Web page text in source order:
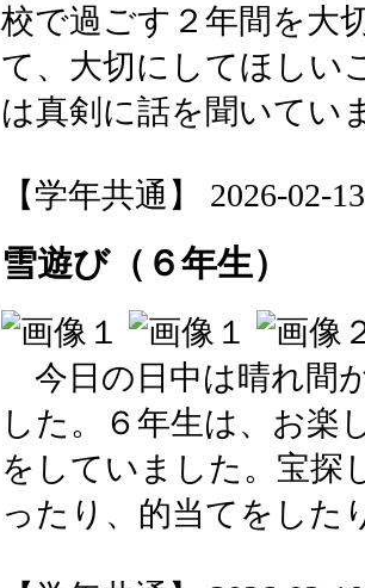
校で過ごす２年間を大
て、大切にしてほしい
は真剣に話を聞いてい
【学年共通】 2026-02-
雪遊び（６年生）
今日の日中は晴れ間
した。６年生は、お楽
をしていました。宝探
ったり、的当てをした